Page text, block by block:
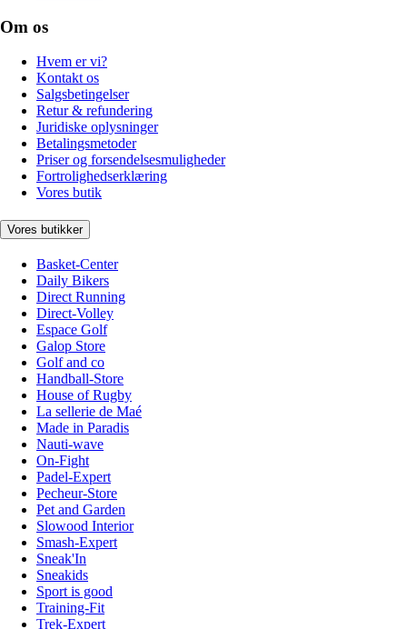
Om os
Hvem er vi?
Kontakt os
Salgsbetingelser
Retur & refundering
Juridiske oplysninger
Betalingsmetoder
Priser og forsendelsesmuligheder
Fortrolighedserklæring
Vores butik
Vores butikker
Basket-Center
Daily Bikers
Direct Running
Direct-Volley
Espace Golf
Galop Store
Golf and co
Handball-Store
House of Rugby
La sellerie de Maé
Made in Paradis
Nauti-wave
On-Fight
Padel-Expert
Pecheur-Store
Pet and Garden
Slowood Interior
Smash-Expert
Sneak'In
Sneakids
Sport is good
Training-Fit
Trek-Expert